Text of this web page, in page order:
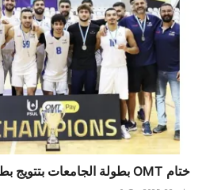
ختام OMT بطولة الجامعات بتتويج بطلين في كرة السلة